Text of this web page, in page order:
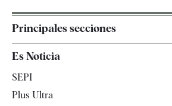
Principales secciones
Es Noticia
SEPI
Plus Ultra